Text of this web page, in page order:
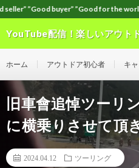
”Good for the world” ともに頑張ろう
YouTube配信！楽しいアウト
ホーム アウトドア初心者 キ
旧車會追悼ツーリ
に横乗りさせて頂
2024.04.12 ツーリング